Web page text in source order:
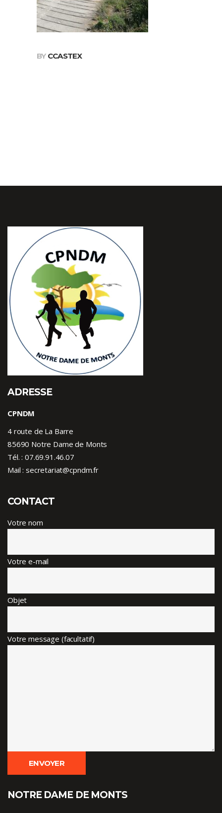
BY CCASTEX
ADRESSE
CPNDM
4 route de La Barre
85690 Notre Dame de Monts
Tél. : 07.69.91.46.07
Mail : secretariat@cpndm.fr
CONTACT
Votre nom
Votre e-mail
Objet
Votre message (facultatif)
NOTRE DAME DE MONTS